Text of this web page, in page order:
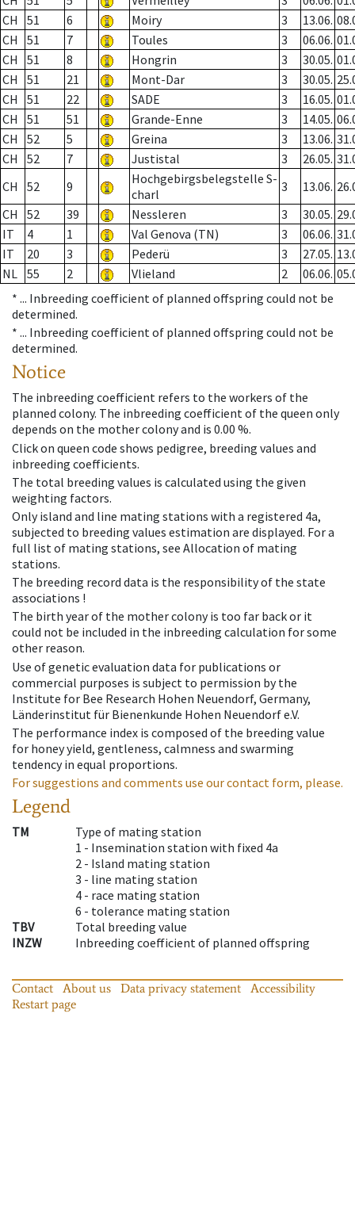
CH
51 6 Moiry 3 13.06.
CH
51 7 Toules 3 06.06.
CH
51 8 Hongrin 3 30.05.
CH
51 21 Mont-Dar 3 30.05.
CH
51 22 SADE 3 16.05.
CH
51 51 Grande-Enne 3 14.05.
CH
52 5 Greina 3 13.06.
CH
52 7 Justistal 3 26.05.
CH
52 9
Hochgebirgsbelegstelle S-
charl
3 13.06.
CH
52 39 Nessleren 3 30.05.
IT
4 1 Val Genova (TN) 3 06.06.
IT
20 3 Pederü 3 27.05.
NL 55 2 Vlieland 2 06.06.
* ... Inbreeding coefficient of planned offspring could not be
determined.
* ... Inbreeding coefficient of planned offspring could not be
determined.
Notice
The inbreeding coefficient refers to the workers of the
planned colony. The inbreeding coefficient of the queen only
depends on the mother colony and is 0.00 %.
Click on queen code shows pedigree, breeding values and
inbreeding coefficients.
The total breeding values is calculated using the given
weighting factors.
Only island and line mating stations with a registered 4a,
subjected to breeding values estimation are displayed. For a
full list of mating stations, see Allocation of mating
stations.
The breeding record data is the responsibility of the state
associations !
The birth year of the mother colony is too far back or it
could not be included in the inbreeding calculation for some
other reason.
Use of genetic evaluation data for publications or
commercial purposes is subject to permission by the
Institute for Bee Research Hohen Neuendorf, Germany,
Länderinstitut für Bienenkunde Hohen Neuendorf e.V.
The performance index is composed of the breeding value
for honey yield, gentleness, calmness and swarming
tendency in equal proportions.
For suggestions and comments use our contact form, please.
Legend
TM
Type of mating station
1 - Insemination station with fixed 4a
2 - Island mating station
3 - line mating station
4 - race mating station
6 - tolerance mating station
TBV
Total breeding value
INZW
Inbreeding coefficient of planned offspring
Contact About us Data privacy statement
Accessibility
Restart page